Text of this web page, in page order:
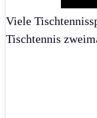
Viele
Tischtennis